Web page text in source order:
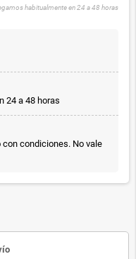
habitualmente en 24 a 48 horas
24 a 48 horas
con condiciones. No vale